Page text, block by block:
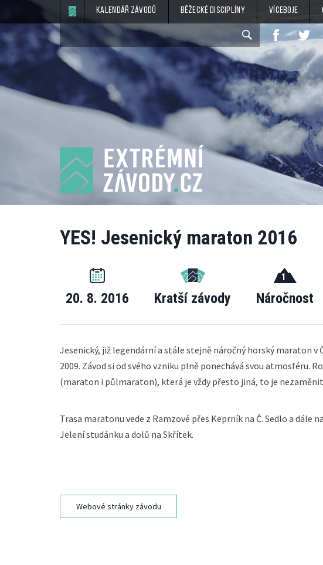
Kalendář závodů Běžecké disciplíny Víceboje
YES! Jesenický maraton 2016
20. 8. 2016 Kratší závody
1
Náročnost
Jesenický, již legendární a stále stejně náročný horský maraton v
2009. Závod si od svého vzniku plně ponechává svou atmosféru.
(maraton i půlmaraton), která je vždy přesto jiná, to je
Trasa maratonu vede z Ramzové přes Keprník na Č. Sedlo a dále
Jelení studánku a dolů na Skřítek.
Webové stránky závodu